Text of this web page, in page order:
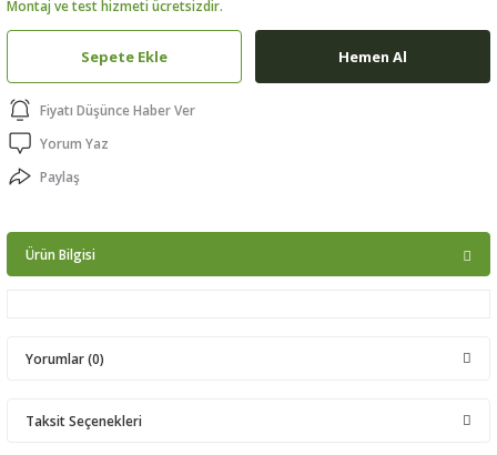
Montaj ve test hizmeti ücretsizdir.
Sepete Ekle Hemen Al
Fiyatı Düşünce Haber Ver
Yorum Yaz
Paylaş
Ürün Bilgisi
Yorumlar (0)
Taksit Seçenekleri